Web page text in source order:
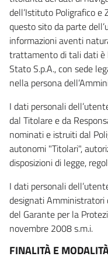
dell’Istituto Poligrafico e
questo sito da parte
informazioni aventi
trattamento di tali dati è
Stato S.p.A., con sede
nella persona
I dati personali
dal Titolare e da
nominati e istruiti dal
autonomi "Titolari",
disposizioni di legge,
I dati personali
designati Amministratori
del Garante per la
novembre 2008 s.m.i.
FINALITÀ E